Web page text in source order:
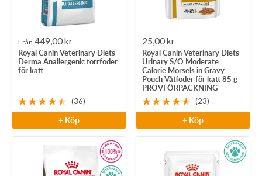
Rea-
pris
Från 449,00 kr
Royal Canin Veterinary Diets
Derma Anallergenic torrfoder
för katt
(36)
+ Köp
Rea-
pris
25,00 kr
Royal Canin Veterinary Diets
Urinary S/O Moderate
Calorie Morsels in Gravy
Pouch Våtfoder för katt 85 g
PROVFÖRPACKNING
(23)
+ Köp